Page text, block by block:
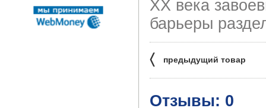
ХХ века
барьеры
〈 предыдущий товар
Отзывы: 0